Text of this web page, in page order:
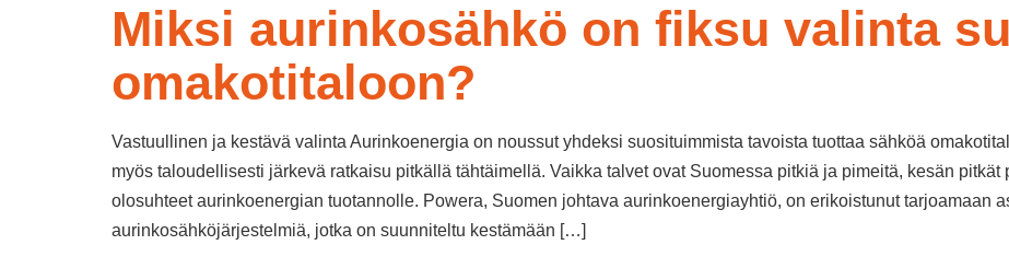
Miksi aurinkosähkö on fiksu valinta
omakotitaloon?
Vastuullinen ja kestävä valinta Aurinkoenergia on noussut yhdeksi suosituimmista tavoista tuottaa sähköä
myös taloudellisesti järkevä ratkaisu pitkällä tähtäimellä. Vaikka talvet ovat Suomessa pitkiä ja pimeitä, kesän
olosuhteet aurinkoenergian tuotannolle. Powera, Suomen johtava aurinkoenergiayhtiö, on erikoistunut tarjoamaan
aurinkosähköjärjestelmiä, jotka on suunniteltu kestämään […]